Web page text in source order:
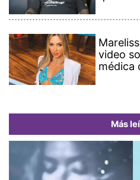
video
médica
Más